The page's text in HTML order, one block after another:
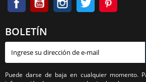
BOLETÍN
Puede darse de baja en cualquier momento.